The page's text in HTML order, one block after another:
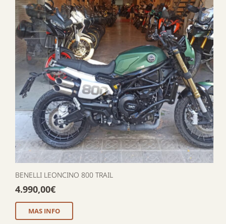
BENELLI LEONCINO 800 TRAIL
4.990,00€
MAS INFO